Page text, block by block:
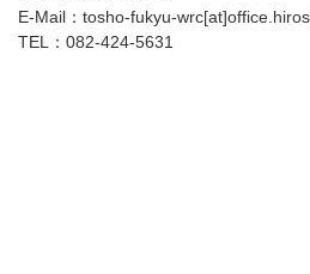
E-Mail：tosho-fukyu-
TEL：082-424-5631